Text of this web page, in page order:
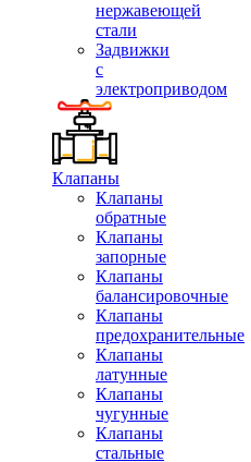
нержавеющей
стали
Задвижки
с
электроприводом
Клапаны
Клапаны
обратные
Клапаны
запорные
Клапаны
балансировочные
Клапаны
предохранительные
Клапаны
латунные
Клапаны
чугунные
Клапаны
стальные